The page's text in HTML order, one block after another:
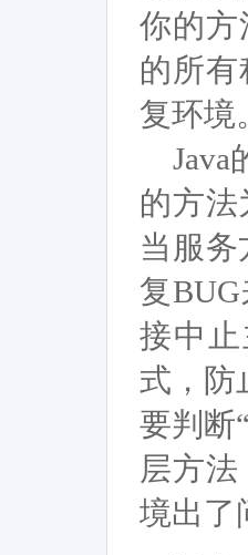
你的方
的所
复环境
Java
的方法
当服务
复
接中
式，防
要判断
层方
境出了